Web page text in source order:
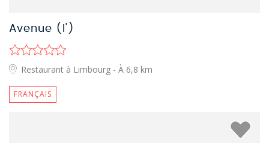
Avenue (l')
Restaurant à Limbourg - À 6,8 km
FRANÇAIS